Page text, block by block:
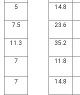
14.8
5
23.6
7.5
35.2
11.3
11.8
7
14.8
7